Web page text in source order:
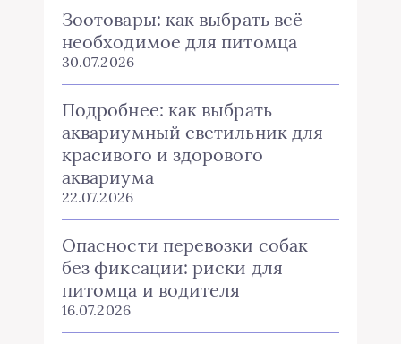
Зоотовары: как выбрать всё
необходимое для питомца
30.07.2026
Подробнее: как выбрать
аквариумный светильник для
красивого и здорового
аквариума
22.07.2026
Опасности перевозки собак
без фиксации: риски для
питомца и водителя
16.07.2026